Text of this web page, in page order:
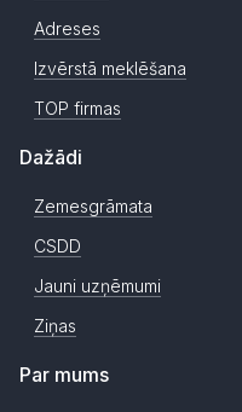
Adreses
Izvērstā meklēšana
TOP firmas
Dažādi
Zemesgrāmata
CSDD
Jauni uzņēmumi
Ziņas
Par mums